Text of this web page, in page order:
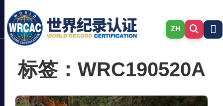
ZH
标签：WRC190520A